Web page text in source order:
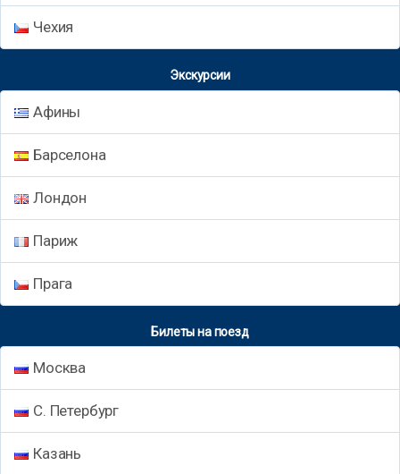
Чехия
Экскурсии
Афины
Барселона
Лондон
Париж
Прага
Билеты на поезд
Москва
С. Петербург
Казань